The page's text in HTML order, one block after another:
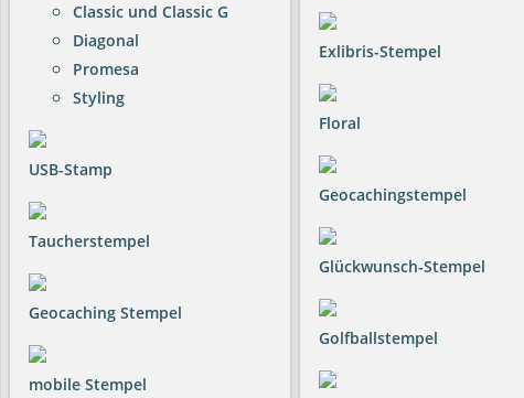
Classic und Classic G
Diagonal
Promesa
Styling
USB-Stamp
Taucherstempel
Geocaching Stempel
mobile Stempel
Exlibris-Stempel
Floral
Geocachingstempel
Glückwunsch-Stempel
Golfballstempel